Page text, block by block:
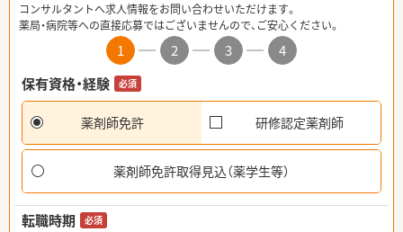
コンサルタントへ求人情報をお問い合わせいただけます。
薬局・病院等への直接応募ではございませんので、ご安心ください。
1 2 3
4
保有資格・経験
必須
薬剤師免許 研修認定薬剤師
薬剤師免許取得見込（薬学生等）
転職時期 必須